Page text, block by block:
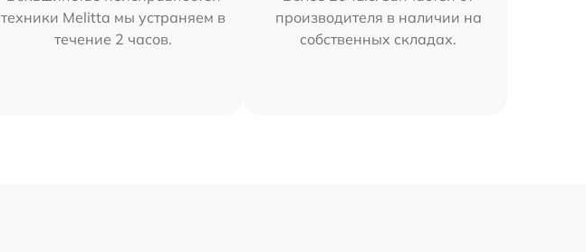
техники Melitta мы устраняем в
течение 2 часов.
производителя в наличии на
собственных складах.